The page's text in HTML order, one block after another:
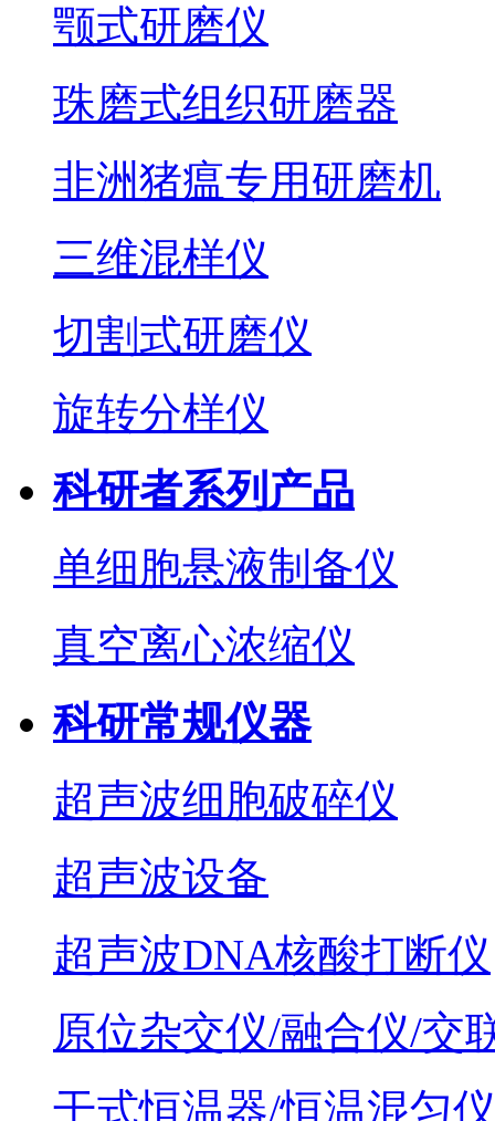
颚式研磨仪
珠磨式组织研磨器
非洲猪瘟专用研磨机
三维混样仪
切割式研磨仪
旋转分样仪
科研者系列产品
单细胞悬液制备仪
真空离心浓缩仪
科研常规仪器
超声波细胞破碎仪
超声波设备
超声波DNA核酸打断仪
原位杂交仪/融合仪/交
干式恒温器/恒温混匀仪